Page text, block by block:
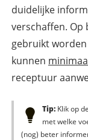
duidelijke
verschaffen. Op
gebruikt
kunnen
receptuur
Tip:Klik op
met welke
(nog) beter